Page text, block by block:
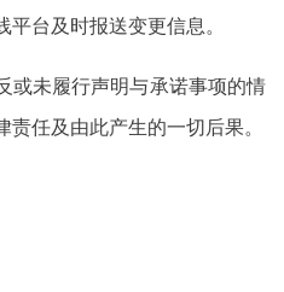
台及时报送变更信息。
或未履行声明与承诺事项的情
任及由此产生的一切后果。